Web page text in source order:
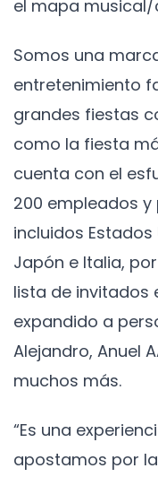
el mapa musical/
Somos una
entretenimiento
grandes fiestas
como la fiesta
cuenta con el
200 empleados y
incluidos Estados
Japón e Italia,
lista de invitados
expandido a
Alejandro, Anuel
muchos más.
“Es una
apostamos por